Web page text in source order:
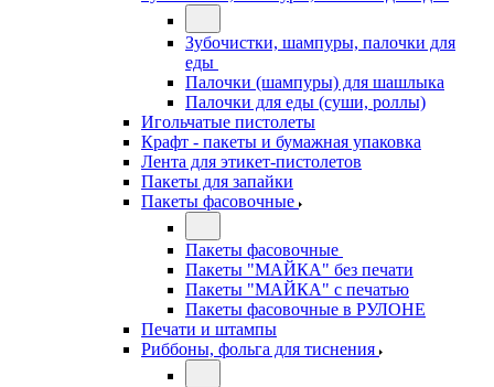
Зубочистки, шампуры, палочки для
еды
Палочки (шампуры) для шашлыка
Палочки для еды (суши, роллы)
Игольчатые пистолеты
Крафт - пакеты и бумажная упаковка
Лента для этикет-пистолетов
Пакеты для запайки
Пакеты фасовочные
Пакеты фасовочные
Пакеты "МАЙКА" без печати
Пакеты "МАЙКА" с печатью
Пакеты фасовочные в РУЛОНЕ
Печати и штампы
Риббоны, фольга для тиснения